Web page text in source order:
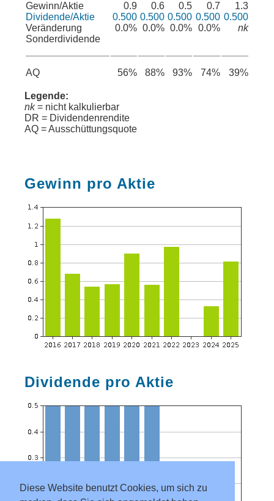
Diese Website benutzt Cookies, um sich zu
Gewinn/Aktie
Dividende/Aktie
Veränderung
Sonderdividende
AQ
0.9
0.500
0.0%
56%
0.6
0.500
0.0%
88%
0.5
0.500
0.0%
93%
0.7
0.500
0.0%
74%
1.3
0.500
nk
39%
Legende:
nk= nicht kalkulierbar
DR = Dividendenrendite
AQ = Ausschüttungsquote
Gewinn pro Aktie
Dividende pro Aktie